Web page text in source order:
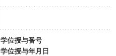
学位授与番号
学位授与年月日